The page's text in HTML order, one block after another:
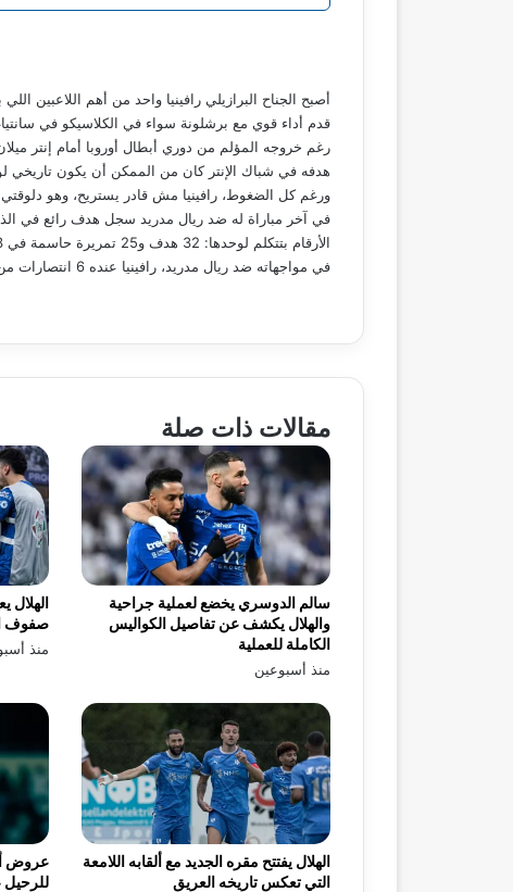
أصبح الجناح البرازيلي رافينيا واحد من أهم اللاعبين
قدم أداء قوي مع برشلونة سواء في الكلاسيكو في
رغم خروجه المؤلم من دوري أبطال أوروبا أمام إنتر ميلان، إلا إنه قدم موسم
هدفه في شباك الإنتر كان من الممكن أن يكون تاريخي لولا
ورغم كل الضغوط، رافينيا مش قادر يستريح، وهو
في آخر مباراة له ضد ريال مدريد سجل هدف رائع في
الأرقام بتتكلم لوحدها: 32 هدف و25 تمريرة حاسمة في 53 مباراة هذا الموسم، وده خلاه يكون مرشح قوي للكرة الذهبية.
في مواجهاته ضد ريال مدريد، رافينيا عنده 6 انتصارات من 10 مباريات، مما يجعله سلاح خطير لبرشلونة.
مقالات ذات صلة
صفوف
منذ
سالم الدوسري يخضع لعملية جراحية
والهلال يكشف عن تفاصيل الكواليس
الكاملة للعملية
منذ أسبوعين
عروض
للرحيل
الهلال يفتتح مقره الجديد مع ألقابه اللامعة
التي تعكس تاريخه العريق